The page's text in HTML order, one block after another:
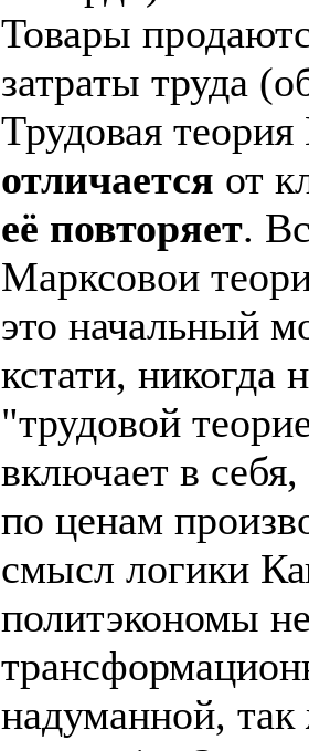
Товары
затраты труда
Трудовая
отличается от
её повторяет.
Марксовои
это начальный
кстати, никогда
"трудовой
включает в
по ценам
смысл логики
политэкономы
надуманной,